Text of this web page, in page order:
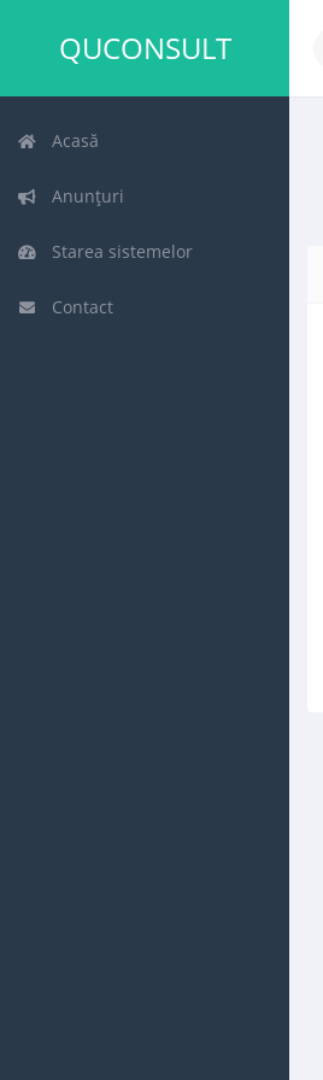
QUCONSULT
Acasă
Anunțuri
Starea sistemelor
Contact